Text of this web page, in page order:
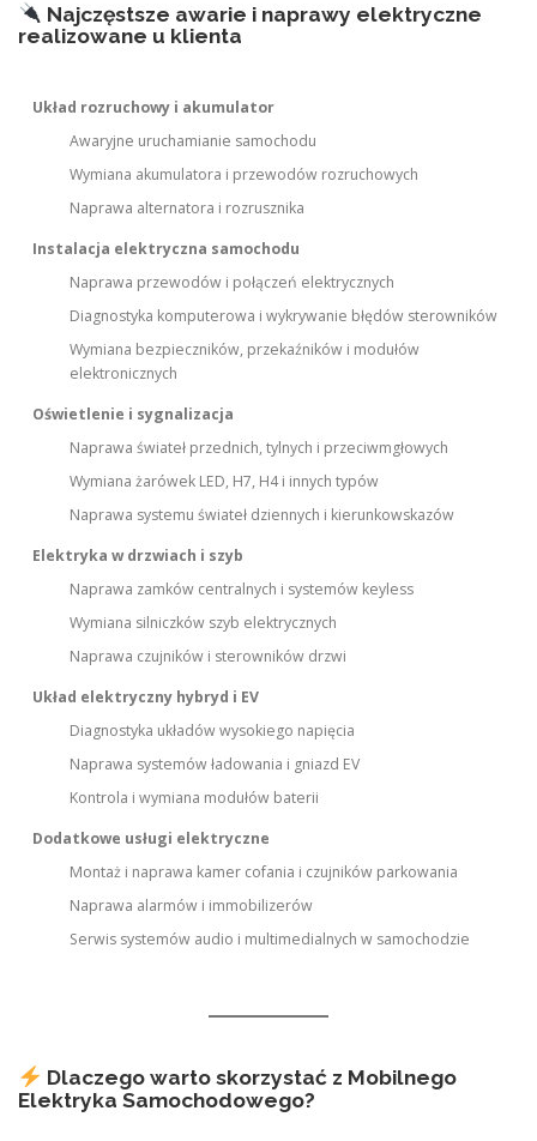
Najczęstsze awarie i naprawy elektryczne
realizowane u klienta
Układ rozruchowy i akumulator
Awaryjne uruchamianie samochodu
Wymiana akumulatora i przewodów rozruchowych
Naprawa alternatora i rozrusznika
Instalacja elektryczna samochodu
Naprawa przewodów i połączeń elektrycznych
Diagnostyka komputerowa i wykrywanie błędów sterowników
Wymiana bezpieczników, przekaźników i modułów
elektronicznych
Oświetlenie i sygnalizacja
Naprawa świateł przednich, tylnych i przeciwmgłowych
Wymiana żarówek LED, H7, H4 i innych typów
Naprawa systemu świateł dziennych i kierunkowskazów
Elektryka w drzwiach i szyb
Naprawa zamków centralnych i systemów keyless
Wymiana silniczków szyb elektrycznych
Naprawa czujników i sterowników drzwi
Układ elektryczny hybryd i EV
Diagnostyka układów wysokiego napięcia
Naprawa systemów ładowania i gniazd EV
Kontrola i wymiana modułów baterii
Dodatkowe usługi elektryczne
Montaż i naprawa kamer cofania i czujników parkowania
Naprawa alarmów i immobilizerów
Serwis systemów audio i multimedialnych w samochodzie
Dlaczego warto skorzystać z Mobilnego
Elektryka Samochodowego?